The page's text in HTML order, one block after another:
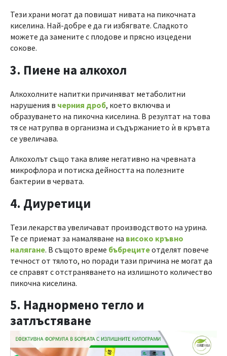
Тези храни могат да повишат нивата на пикочната
киселина. Най-добре е да ги избягвате. Сладкото
можете да замените с плодове и прясно изцедени
сокове.
3. Пиене на алкохол
Алкохолните напитки причиняват метаболитни
нарушения в черния дроб, което включва и
образуването на пикочна киселина. В резултат на това
тя се натрупва в организма и съдържанието ѝ в кръвта
се увеличава.
Алкохолът също така влияе негативно на чревната
микрофлора и потиска дейността на полезните
бактерии в червата.
4. Диуретици
Тези лекарства увеличават производството на урина.
Те се приемат за намаляване на високо кръвно
налягане. В същото време бъбрецитеотделят повече
течност от тялото, но поради тази причина не могат да
се справят с отстраняването на излишното количество
пикочна киселина.
5. Наднормено тегло и
затлъстяване